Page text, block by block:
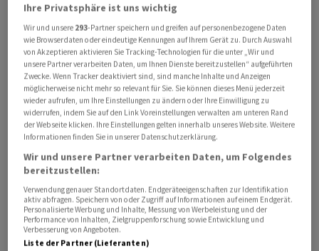
steht ein Rückgang um 1,7 Prozent zu Buche und für die
erste Jahreshälfte noch ein Plus von 0,7 Prozent.
Für den MDax ging es am Freitag letztlich um 1,20
Prozent auf 31.588,65 Punkte bergab. Der Eurozonen-
Leitindex EuroStoxx 50 verabschiedete sich mit einem
Tagesverlust von 0,7 Prozent. Für den Schweizer SMI
ging es weniger deutlich und für den britischen FTSE
100 nur moderat bergab.
In Asien hatten die Anleger nach den gefeierten
Resultaten des US-Halbleiterkonzerns Micron bei Tech-
Werten gleich wieder Gewinne mitgenommen - vor
allem in Tokio und Seoul. Der US-Leitindex Dow Jones
Ihre Privatsphäre ist uns wichtig
Wir und unsere 293-Partner speichern und greifen auf personenbezogene Daten
wie Browserdaten oder eindeutige Kennungen auf Ihrem Gerät zu. Durch Auswahl
von Akzeptieren aktivieren Sie Tracking-Technologien für die unter „Wir und
unsere Partner verarbeiten Daten, um Ihnen Dienste bereitzustellen“ aufgeführten
Zwecke. Wenn Tracker deaktiviert sind, sind manche Inhalte und Anzeigen
möglicherweise nicht mehr so relevant für Sie. Sie können dieses Menü jederzeit
wieder aufrufen, um Ihre Einstellungen zu ändern oder Ihre Einwilligung zu
widerrufen, indem Sie auf den Link Voreinstellungen verwalten am unteren Rand
der Webseite klicken. Ihre Einstellungen gelten innerhalb unseres Website. Weitere
Informationen finden Sie in unserer Datenschutzerklärung.
Wir und unsere Partner verarbeiten Daten, um Folgendes
bereitzustellen:
Verwendung genauer Standortdaten. Endgeräteeigenschaften zur Identifikation
aktiv abfragen. Speichern von oder Zugriff auf Informationen auf einem Endgerät.
Personalisierte Werbung und Inhalte, Messung von Werbeleistung und der
Performance von Inhalten, Zielgruppenforschung sowie Entwicklung und
Verbesserung von Angeboten.
Liste der Partner (Lieferanten)